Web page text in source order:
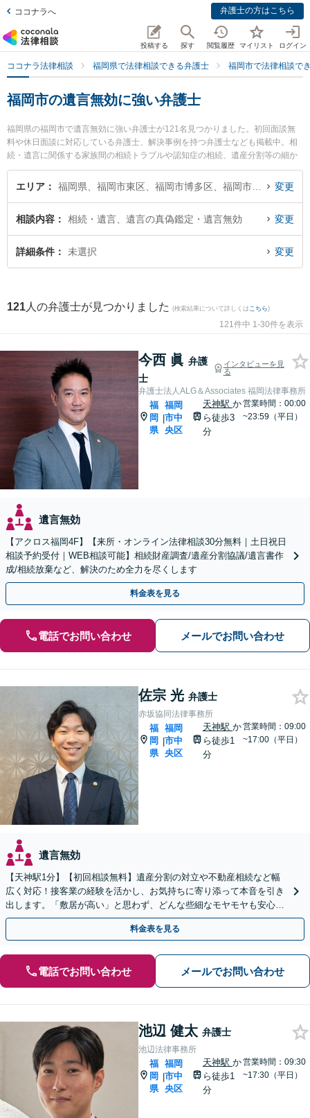
ココナラへ 弁護士の方はこちら
投稿する 探す 閲覧履歴 マイリスト ログイン
ココナラ法律相談 福岡県で法律相談できる弁護士 福岡市で法律相談で
福岡市の遺言無効に強い弁護士
福岡県の福岡市で遺言無効に強い弁護士が121名見つかりました。初回面談無
料や休日面談に対応している弁護士、解決事例を持つ弁護士なども掲載中。相
続・遺言に関係する家族間の相続トラブルや認知症の相続、遺産分割等の細か
な分野での絞り込み検索もでき便利です。特に弁護士法人ALG＆Associates 福
岡法律事務所の今西 眞弁護士や赤坂協同法律事務所の佐宗 光弁護士、池辺法律
弁護士に相談したい』『遺言無効のトラブル解決の実績豊富な近くの弁護士を
検索したい』『初回相談無料で遺言無効を法律相談できる福岡市内の弁護士に
相談予約したい』などでお困りの相談者さんにおすすめです。
エリア 変更
相談内容 相続・遺言、遺言の真偽鑑定・遺言無効 変更
詳細条件 未選択 変更
121 人の弁護士が見つかりました (検索結果について詳しくは こちら)
121件中 1-30件を表示
今西 眞 弁護
士
インタビューを見
る
弁護士法人ALG＆Associates 福岡法律事務所
福
岡
県
|
福岡
市中
央区
天神駅 か
ら徒歩3
分
営業時間：00:00
~23:59（平日）
遺言無効
【アクロス福岡4F】【来所・オンライン法律相談30分無料｜土日祝日
相談予約受付｜WEB相談可能】相続財産調査/遺産分割協議/遺言書作
成/相続放棄など、解決のため全力を尽くします
料金表を見る
電話でお問い合わせ メールでお問い合わせ
佐宗 光 弁護士
赤坂協同法律事務所
福
岡
県
|
福岡
市中
央区
天神駅 か
ら徒歩1
分
営業時間：09:00
~17:00（平日）
遺言無効
【天神駅1分】【初回相談無料】遺産分割の対立や不動産相続など幅
広く対応！接客業の経験を活かし、お気持ちに寄り添って本音を引き
出します。「敷居が高い」と思わず、どんな些細なモヤモヤも安心し
てお聞かせください【夜間・休日相談可】
料金表を見る
電話でお問い合わせ メールでお問い合わせ
池辺 健太 弁護士
池辺法律事務所
福
岡
県
|
福岡
市中
央区
天神駅 か
ら徒歩1
分
営業時間：09:30
~17:30（平日）